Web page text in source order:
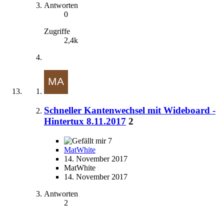
Antworten
0
Zugriffe
2,4k
Schneller Kantenwechsel mit Wideboard -
Hintertux 8.11.2017 2
7
MatWhite
14. November 2017
MatWhite
14. November 2017
Antworten
2